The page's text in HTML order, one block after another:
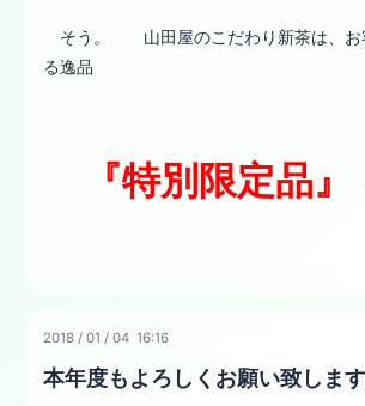
そう。 山田屋のこだわり新茶は、お
る逸品
『特別限定品』
2018 /01 /04 16:16
本年度もよろしくお願い致します